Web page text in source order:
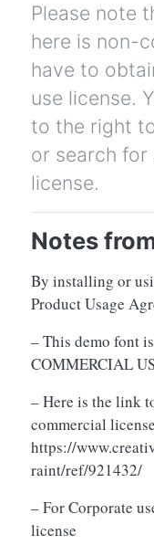
Please note
here is non-
have to
use license.
to the right
or search
license.
Notes
By installing or
Product Usage
– This demo font
COMMERCIAL
– Here is the link
commercial
https://
raint/ref/921432/
– For Corporate
license